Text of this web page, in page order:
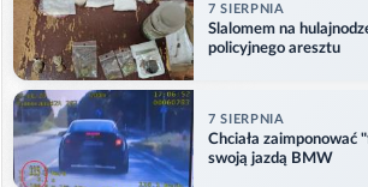
7 SIERPNIA
Slalomem na
policyjnego aresztu
7 SIERPNIA
Chciała zaimponować
swoją jazdą BMW